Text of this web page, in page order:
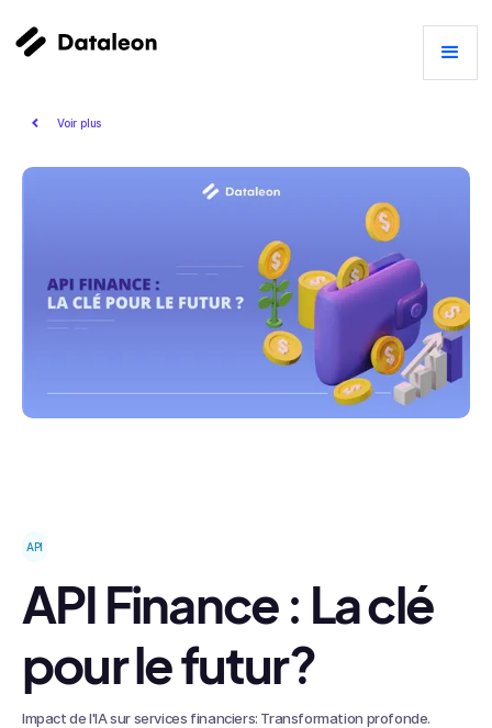
Voir plus
API
API Finance : La clé
pour le futur?
Impact de l'IA sur services financiers: Transformation profonde.